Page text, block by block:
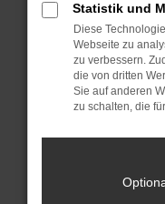
dass
unterstützt
Wende dich an
Wenn du alle
hast,
das Problem zu
Text schicken,
unterstützen:
Statistik und
Diese
Webseite zu
zu verbessern.
die von dritten
Sie auf anderen
zu schalten, die